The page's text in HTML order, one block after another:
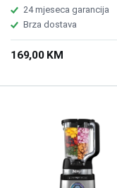
miješanja po punjenju,
pružajući do 2 sata
nakon samo 2 sata
Jednostavnost
Timer, Kontinuirano
Težina: 0,79 kg
24 mjeseca garancija
Brza dostava
169,00 KM